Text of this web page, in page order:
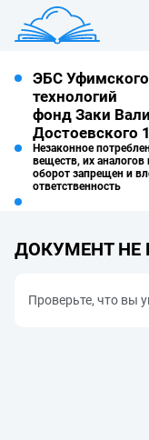
ЭБС Уфимского
технологий
фонд Заки
Достоевского
Незаконное
веществ, их
оборот запрещен и
ответственность
ДОКУМЕНТ НЕ
Проверьте, что вы